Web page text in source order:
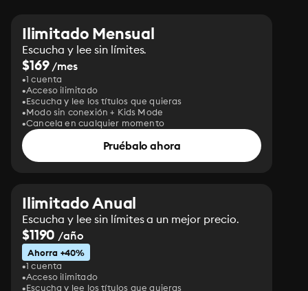
Ilimitado Mensual
Escucha y lee sin límites.
$169/mes
1 cuenta
Acceso ilimitado
Escucha y lee los títulos que quieras
Modo sin conexión + Kids Mode
Cancela en cualquier momento
Pruébalo ahora
Ilimitado Anual
Escucha y lee sin límites a un mejor precio.
$1190 /año
Ahorra +40%
1 cuenta
Acceso ilimitado
Escucha y lee los títulos que quieras